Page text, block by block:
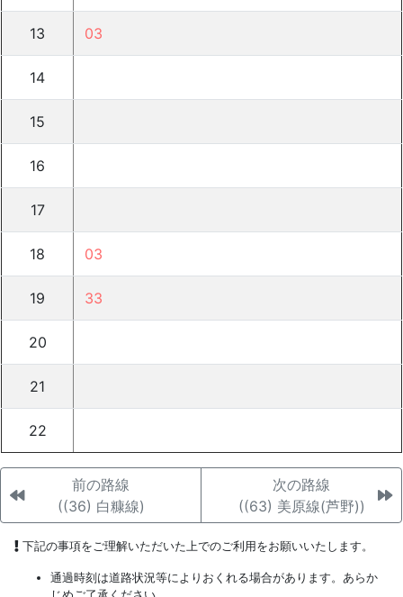
13 03
14
15
16
17
18 03
19 33
20
21
22
前の路線
((36) 白糠線)
次の路線
((63) 美原線(芦野))
下記の事項をご理解いただいた上でのご利用をお願いいたします。
通過時刻は道路状況等によりおくれる場合があります。あらか